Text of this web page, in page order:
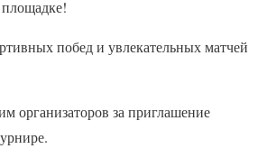
побед и увлекательных матчей
организаторов за приглашение